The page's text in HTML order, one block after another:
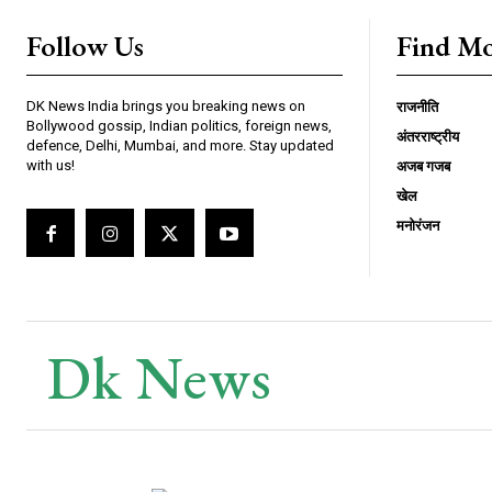
Follow Us
DK News India brings you breaking news on
Bollywood gossip, Indian politics, foreign news,
defence, Delhi, Mumbai, and more. Stay updated
with us!
Find
राजनीति
अंतरराष्ट्रीय
अजब गजब
खेल
मनोरंजन
Dk News